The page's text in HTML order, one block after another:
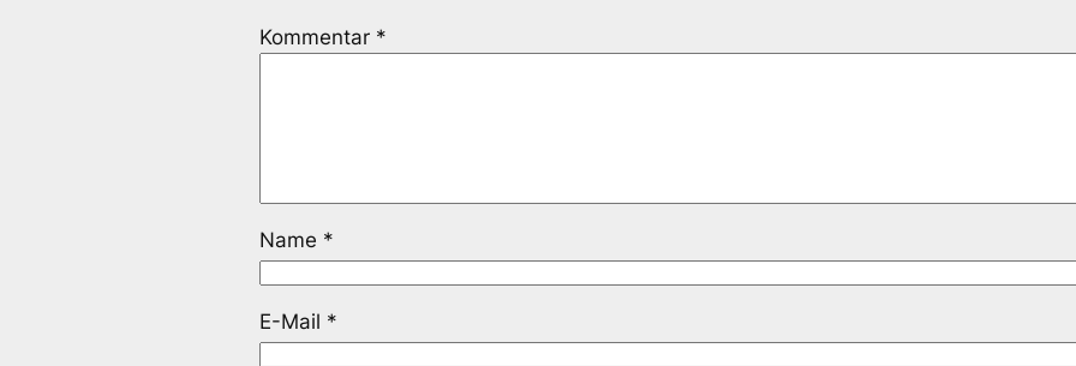
Kommentar *
Name *
E-Mail *